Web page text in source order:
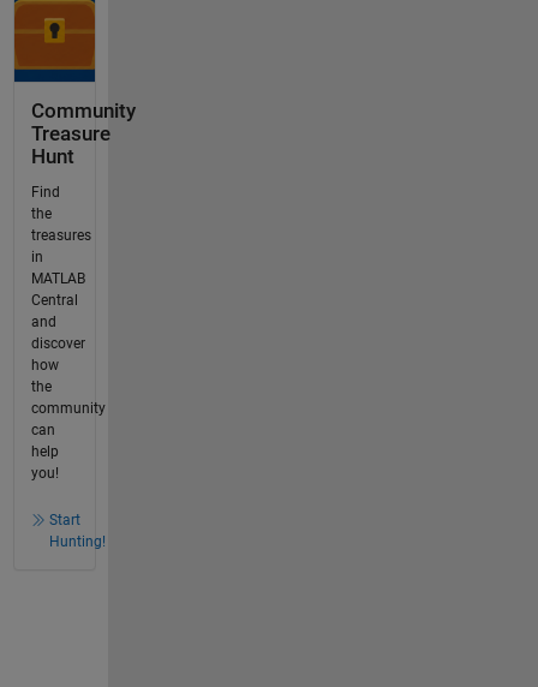
Community
Treasure
Hunt
Find
the
treasures
in
MATLAB
Central
and
discover
how
the
community
can
help
you!
Start
Hunting!